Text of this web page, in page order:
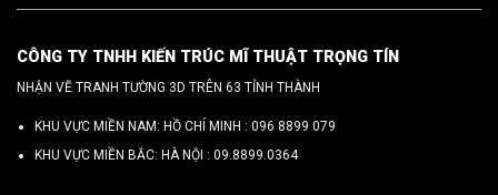
CÔNG TY TNHH KIẾN TRÚC MĨ THUẬT TRỌNG TÍN
NHẬN VẼ TRANH TƯỜNG 3D TRÊN 63 TỈNH THÀNH
KHU VỰC MIỀN NAM: HỒ CHÍ MINH : 096 8899 079
KHU VỰC MIỀN BẮC: HÀ NỘI : 09.8899.0364